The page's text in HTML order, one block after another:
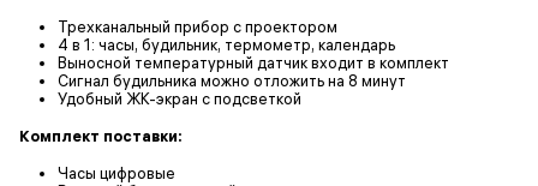
Трехканальный прибор с проектором
4 в 1: часы, будильник, термометр, календарь
Выносной температурный датчик входит в комплект
Сигнал будильника можно отложить на 8 минут
Удобный ЖК-экран с подсветкой
Комплект поставки:
Часы цифровые